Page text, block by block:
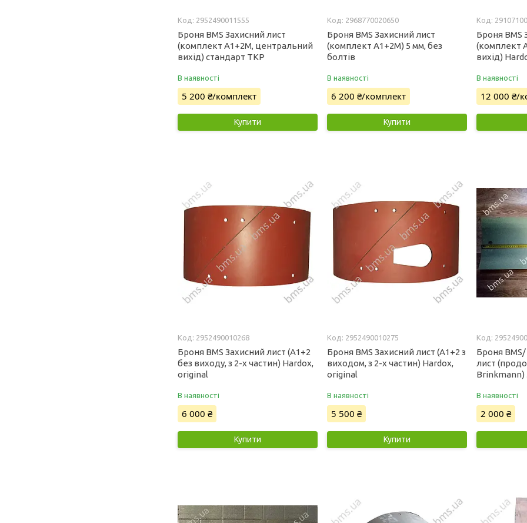
2952490011555
Броня BMS Захисний лист
(комплект А1+2М, центральний
вихід) стандарт ТКР
В наявності
5 200 ₴/комплект
Купити
2968770020650
Броня BMS Захисний лист
(комплект А1+2М) 5 мм, без
болтів
В наявності
6 200 ₴/комплект
Купити
Броня BMS
(комплект
вихід)
В наявності
12 000 ₴/
2952490010268
Броня BMS Захисний лист (А1+2
без виходу, з 2-х частин) Hardox,
original
В наявності
6 000 ₴
Купити
2952490010275
Броня BMS Захисний лист (А1+2 з
виходом, з 2-х частин) Hardox,
original
В наявності
5 500 ₴
Купити
Броня
лист
Brinkmann)
В наявності
2 000 ₴